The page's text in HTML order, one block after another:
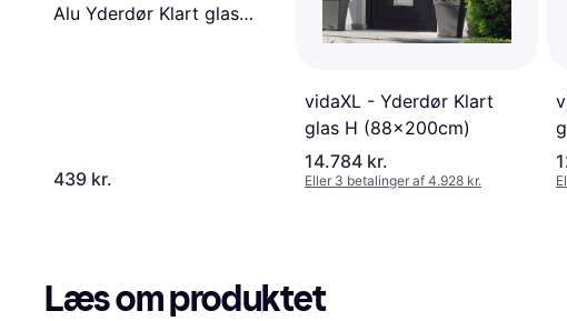
Alu Yderdør Klart glas
439 kr.
vidaXL - Yderdør Klart
glas H (88x200cm)
14.784 kr.
Eller 3 betalinger af 4.928 kr.
Læs om produktet